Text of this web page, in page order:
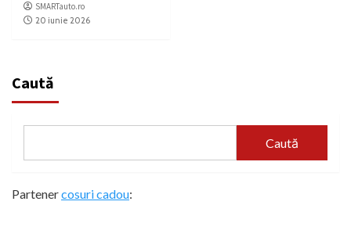
SMARTauto.ro
20 iunie 2026
Caută
Caută
Partenercosuri cadou: